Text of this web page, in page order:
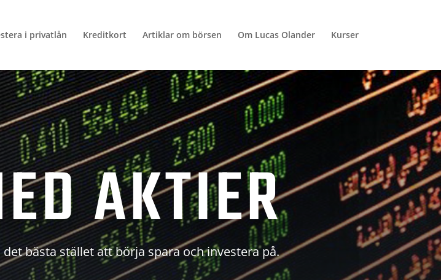
i privatlån Kreditkort Artiklar om börsen Om Lucas Olander Kurser
AKTIER
bästa stället att börja spara och investera på.